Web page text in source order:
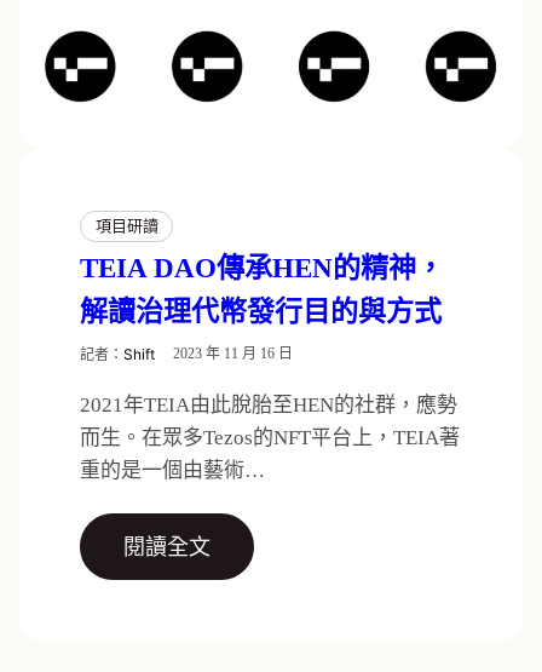
項目研讀
TEIA DAO傳承HEN的精神，
解讀治理代幣發行目的與方式
記者： Shift 2023 年 11 月 16 日
2021年TEIA由此脫胎至HEN的社群，應勢
而生。在眾多Tezos的NFT平台上，TEIA著
重的是一個由藝術…
閱讀全文